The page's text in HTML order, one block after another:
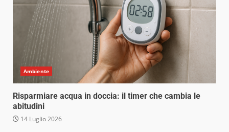
Ambiente
Risparmiare acqua in doccia: il timer che cambia le
abitudini
14 Luglio 2026